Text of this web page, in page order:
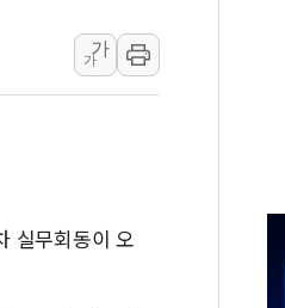
위협정 체결
안·클라우드플레어·태양광주↑ VS
년 밑거름…수도권 집중 완화 전환점"
가
가
실무회동이 오